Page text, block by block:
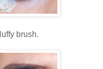
brush.